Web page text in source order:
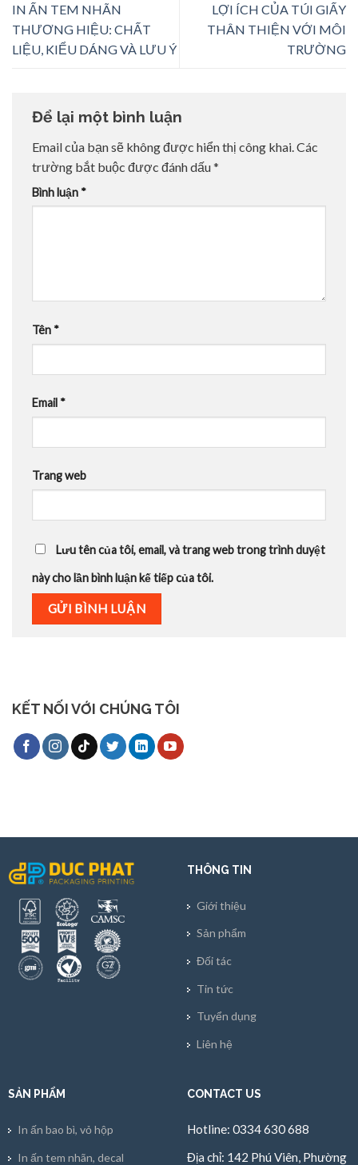
IN ẤN TEM NHÃN
THƯƠNG HIỆU: CHẤT
LIỆU, KIỂU DÁNG VÀ LƯU Ý
LỢI ÍCH CỦA TÚI GIẤY
THÂN THIỆN VỚI MÔI
TRƯỜNG
Để lại một bình luận
Email của bạn sẽ không được hiển thị công khai. Các
trường bắt buộc được đánh dấu*
Bình luận *
Tên *
Email *
Trang web
Lưu tên của tôi, email, và trang web trong trình duyệt
này cho lần bình luận kế tiếp của tôi.
KẾT NỐI VỚI CHÚNG TÔI
THÔNG TIN
Giới thiệu
Sản phẩm
Đối tác
Tin tức
Tuyển dụng
Liên hệ
SẢN PHẨM
In ấn bao bì, vỏ hộp
In ấn tem nhãn, decal
CONTACT US
Hotline: 0334 630 688
Địa chỉ: 142 Phú Viên, Phường